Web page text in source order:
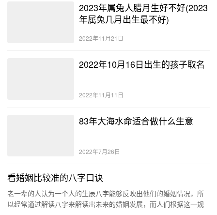
2023年属兔人腊月生好不好(2023
年属兔几月出生最不好)
2022年11月21日
2022年10月16日出生的孩子取名
2022年11月11日
83年大海水命适合做什么生意
2022年7月26日
看婚姻比较准的八字口诀
老一辈的人认为一个人的生辰八字能够反映出他们的婚姻情况，所
以经常通过解读八字来解读出未来的婚姻发展，而人们根据这一规